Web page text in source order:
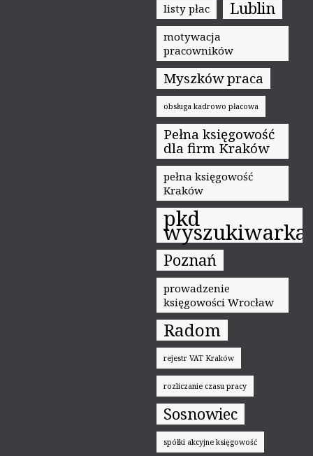
listy płac Lublin
motywacja
pracowników
Myszków praca
obsługa kadrowo płacowa
Pełna księgowość
dla firm Kraków
pełna księgowość
Kraków
pkd
wyszukiwarka
Poznań
prowadzenie
księgowości Wrocław
Radom
rejestr VAT Kraków
rozliczanie czasu pracy
Sosnowiec
spółki akcyjne księgowość